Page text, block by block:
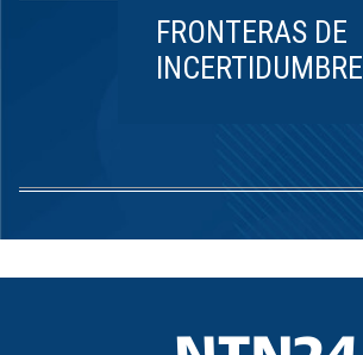
FRONTERAS DE
INCERTIDUMBRE
8